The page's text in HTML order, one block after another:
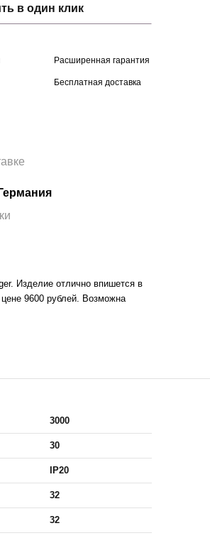
в один клик
Расширенная гарантия
Бесплатная доставка
Изделие отлично впишется в
9600 рублей. Возможна
3000
30
IP20
32
32